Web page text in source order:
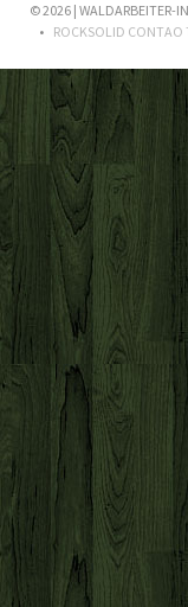
© 2026 | WALDARBEITER-
ROCKSOLID CONTAO